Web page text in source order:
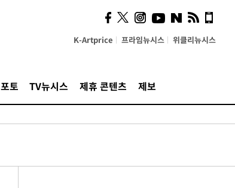
K-Artprice 프라임뉴시스 위클리뉴시스
포토 TV뉴시스 제휴 콘텐츠 제보
시, 스마트폰 액세서리에
NFC 더했다